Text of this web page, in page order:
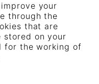
your
through the
that are
stored on your
for the working of